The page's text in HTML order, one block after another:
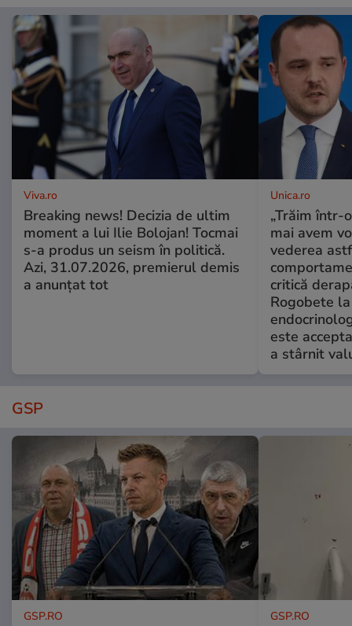
Viva.ro
Breaking news! Decizia de ultim
moment a lui Ilie Bolojan! Tocmai
s-a produs un seism în politică.
Azi, 31.07.2026, premierul demis
a anunțat tot
Unica.ro
„Trăim într-
mai avem
vederea
critică
Rogobete
este
a stârnit
GSP
GSP.RO GSP.RO